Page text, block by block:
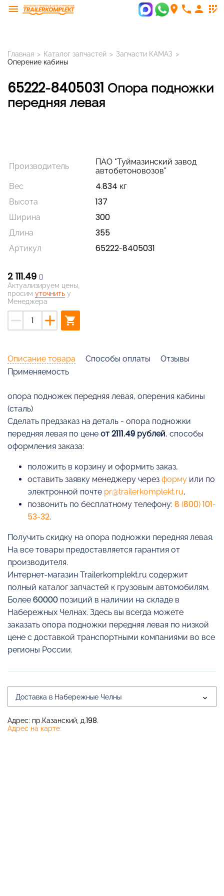
menu room phone person app_registration
Главная > Каталог запчастей > Запчасти КАМАЗ >
Оперение кабины
65222-8405031 Опора подножки
передняя левая
Производитель
ПАО "Туймазинский завод
автобетоновозов"
Вес
4.834 кг
Высота
137
Ширина
300
Длина
355
Артикул
65222-8405031
2 111,49
Актуализируем цены,
просим уточнить у
Менеджера
remove add shopping_cart
Описание товара Способы оплаты
Отзывы
Применяемость
опора подножек передняя левая, оперения кабины
(сталь)
Cделать предзаказ на деталь - опора подножки
передняя левая по цене от 2111.49 рублей, способы
оформления заказа:
положить в корзину и оформить заказ,
оставить заявку менеджеру через форму или по
электронной почте pr@trailerkomplekt.ru,
позвонить по бесплатному телефону: 8 (800) 101-
53-32.
Получить скидку на опора подножки передняя левая.
На все товары предоставляется гарантия от
производителя.
Интернет-магазин Trailerkomplekt.ru содержит
полный каталог запчастей к грузовым автомобилям.
Более 60000 позиций в наличии на складе в
Набережных Челнах. Здесь вы всегда можете
заказать опора подножки передняя левая по низкой
цене с доставкой транспортными компаниями во все
регионы России.
Доставка в Набережные Челны
Адрес: пр.Казанский, д.198.
Адрес на карте: